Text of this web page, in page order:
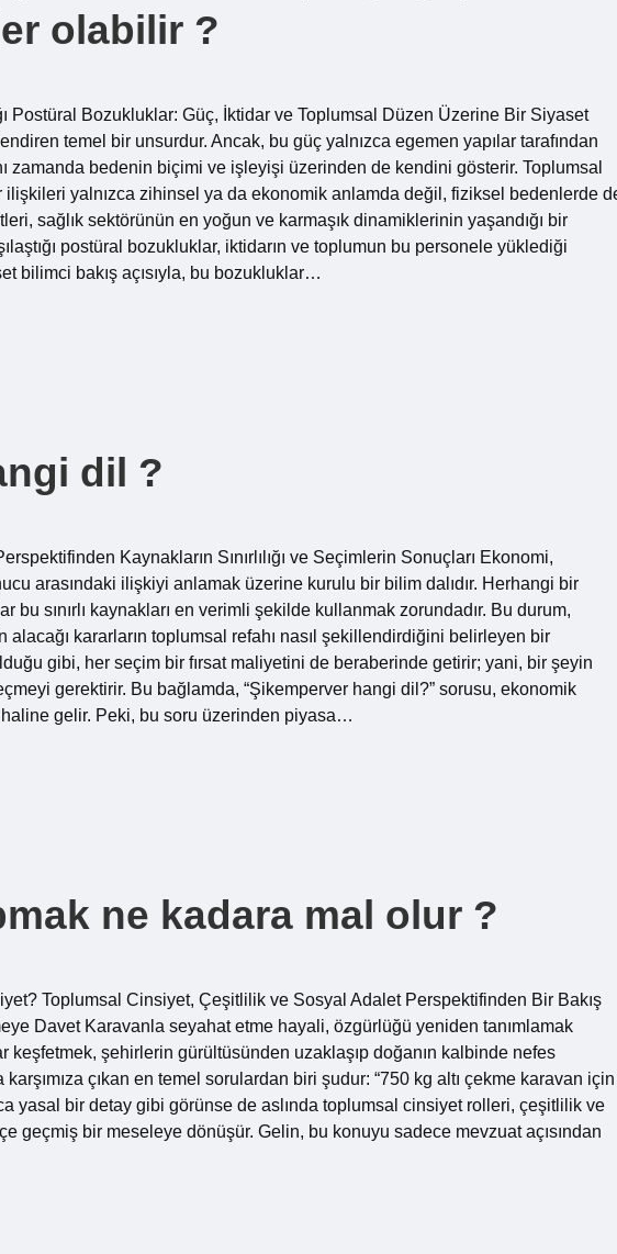
olabilir ?
Postüral Bozukluklar: Güç, İktidar ve Toplumsal Düzen Üzerine Bir Siyaset
temel bir unsurdur. Ancak, bu güç yalnızca egemen yapılar tarafından
zamanda bedenin biçimi ve işleyişi üzerinden de kendini gösterir. Toplumsal
yalnızca zihinsel ya da ekonomik anlamda değil, fiziksel bedenlerde
sağlık sektörünün en yoğun ve karmaşık dinamiklerinin yaşandığı bir
postüral bozukluklar, iktidarın ve toplumun bu personele yüklediği
bilimci bakış açısıyla, bu bozukluklar…
dil ?
Kaynakların Sınırlılığı ve Seçimlerin Sonuçları Ekonomi,
arasındaki ilişkiyi anlamak üzerine kurulu bir bilim dalıdır. Herhangi bir
bu sınırlı kaynakları en verimli şekilde kullanmak zorundadır. Bu durum,
alacağı kararların toplumsal refahı nasıl şekillendirdiğini belirleyen bir
gibi, her seçim bir fırsat maliyetini de beraberinde getirir; yani, bir şeyin
gerektirir. Bu bağlamda, “Şikemperver hangi dil?” sorusu, ekonomik
gelir. Peki, bu soru üzerinden piyasa…
ne kadara mal olur ?
Toplumsal Cinsiyet, Çeşitlilik ve Sosyal Adalet Perspektifinden Bir Bakış
Davet Karavanla seyahat etme hayali, özgürlüğü yeniden tanımlamak
keşfetmek, şehirlerin gürültüsünden uzaklaşıp doğanın kalbinde nefes
çıkan en temel sorulardan biri şudur: “750 kg altı çekme karavan için
yasal bir detay gibi görünse de aslında toplumsal cinsiyet rolleri, çeşitlilik ve
geçmiş bir meseleye dönüşür. Gelin, bu konuyu sadece mevzuat açısından